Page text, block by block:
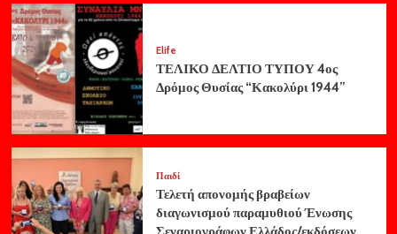
Elife
ΤΕΛΙΚΟ ΔΕΛΤΙΟ ΤΥΠΟΥ 4ος
Δρόμος Θυσίας “Κακολύρι 1944”
Παιδί
Τελετή απονομής βραβείων
διαγωνισμού παραμυθιού Ένωσης